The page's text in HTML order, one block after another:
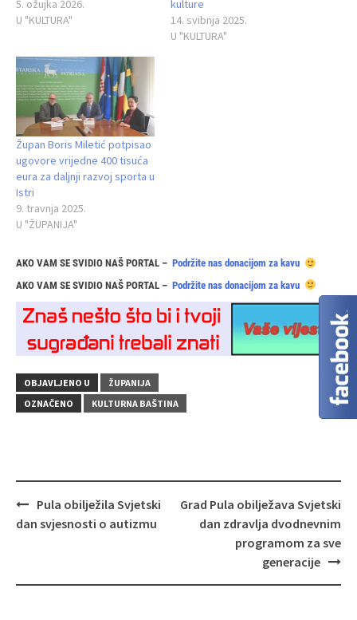
5. ožujka 2026.
U "KULTURA"
kulture
14. svibnja 2025.
U "KULTURA"
Župan Boris Miletić potpisao
ugovore vrijedne 400 tisuća
eura za daljnji razvoj sporta u
Istri
9. travnja 2025.
U "ŽUPANIJA"
AKO VAM SE SVIDIO NAŠ PORTAL – Podržite nas donacijom za kavu
AKO VAM SE SVIDIO NAŠ PORTAL – Podržite nas donacijom za kavu
OBJAVLJENO U
ŽUPANIJA
OZNAČENO
KULTURNA BAŠTINA
Navigacija
objava
Pula obilježila Svjetski
dan svjesnosti o autizmu
Grad Pula obilježava Svjetski
dan zdravlja dvodnevnim
programom za sve
generacije